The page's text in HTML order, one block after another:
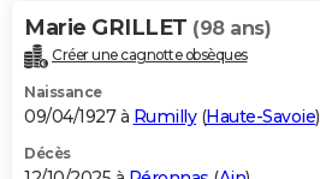
Marie GRILLET (98 ans)
Créer une cagnotte obsèques
Naissance
09/04/1927 à Rumilly(Haute-Savoie)
Décès